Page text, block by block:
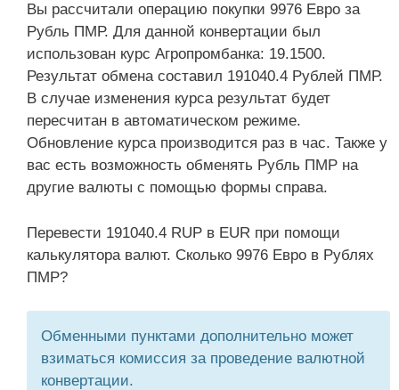
Вы рассчитали операцию покупки 9976 Евро за
Рубль ПМР. Для данной конвертации был
использован курс Агропромбанка: 19.1500.
Результат обмена составил 191040.4 Рублей ПМР.
В случае изменения курса результат будет
пересчитан в автоматическом режиме.
Обновление курса производится раз в час. Также у
вас есть возможность обменять Рубль ПМР на
другие валюты с помощью формы справа.
Перевести 191040.4 RUP в EUR при помощи
калькулятора валют. Сколько 9976 Евро в Рублях
ПМР?
Обменными пунктами дополнительно может
взиматься комиссия за проведение валютной
конвертации.